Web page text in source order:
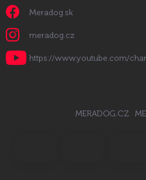
Meradog.sk
meradog.cz
https://www.youtube.com/
MERADOG.CZ